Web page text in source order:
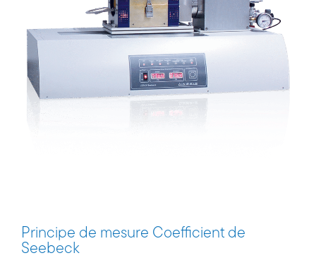
Principe de mesure Coefficient de
Seebeck